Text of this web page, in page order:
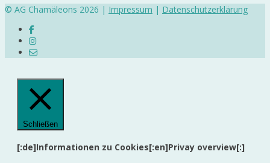
© AG Chamäleons 2026 | Impressum | Datenschutzerklärung
Schließen
[:de]Informationen zu Cookies[:en]Privay overview[:]